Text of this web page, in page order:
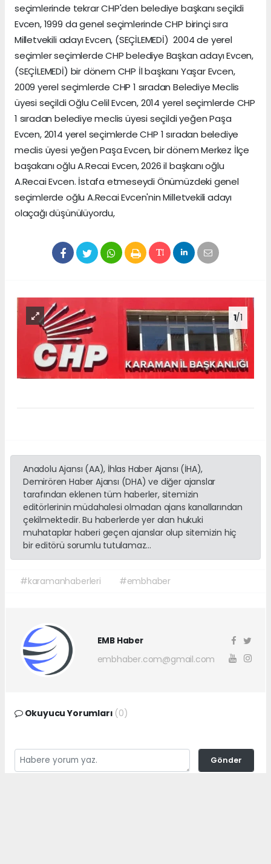
seçimlerinde tekrar CHP'den belediye başkanı seçildi
Evcen, 1999 da genel seçimlerinde CHP birinçi sıra
Milletvekili adayı Evcen, (SEÇİLEMEDİ) 2004 de yerel
seçimler seçimlerde CHP belediye Başkan adayı Evcen,
(SEÇİLEMEDİ) bir dönem CHP İl başkanı Yaşar Evcen,
2009 yerel seçimlerde CHP 1 sıradan Belediye Meclis
üyesi seçildi Oğlu Celil Evcen, 2014 yerel seçimlerde CHP
1 sıradan belediye meclis üyesi seçildi yeğen Paşa
Evcen, 2014 yerel seçimlerde CHP 1 sıradan belediye
meclis üyesi yeğen Paşa Evcen, bir dönem Merkez İlçe
başakanı oğlu A.Recai Evcen, 2026 il başkanı oğlu
A.Recai Evcen. İstafa etmeseydi Önümüzdeki genel
seçimlerde oğlu A.Recai Evcen'nin Milletvekili adayı
olaçağı düşünülüyordu,
1/1
Anadolu Ajansı (AA), İhlas Haber Ajansı (İHA),
Demirören Haber Ajansı (DHA) ve diğer ajanslar
tarafından eklenen tüm haberler, sitemizin
editörlerinin müdahalesi olmadan ajans kanallarından
çekilmektedir. Bu haberlerde yer alan hukuki
muhataplar haberi geçen ajanslar olup sitemizin hiç
bir editörü sorumlu tutulamaz...
#karamanhaberleri #embhaber
EMB Haber
embhaber.com@gmail.com
Okuyucu Yorumları (0)
Gönder